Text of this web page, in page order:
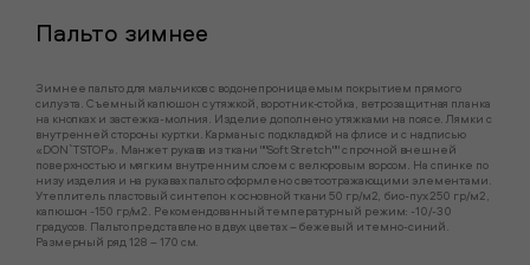
Пальто зимнее
Зимнее пальто для мальчиков с водонепроницаемым покрытием прямого
силуэта. Съемный капюшон с утяжкой, воротник-стойка, ветрозащитная планка
на кнопках и застежка-молния. Изделие дополнено утяжками на поясе. Лямки с
внутренней стороны куртки. Карманы с подкладкой на флисе и с надписью
«DON`T STOP». Манжет рукава из ткани ""Soft Stretch"" с прочной внешней
поверхностью и мягким внутренним слоем с велюровым ворсом. На спинке по
низу изделия и на рукавах пальто оформлено светоотражающими элементами.
Утеплитель пластовый синтепон к основной ткани 50 гр/м2, био-пух 250 гр/м2,
капюшон -150 гр/м2. Рекомендованный температурный режим: -10/-30
градусов. Пальто представлено в двух цветах – бежевый и темно-синий.
Размерный ряд 128 – 170 см.